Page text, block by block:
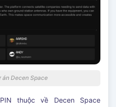
án Decen Space
thuộc về Decen Space